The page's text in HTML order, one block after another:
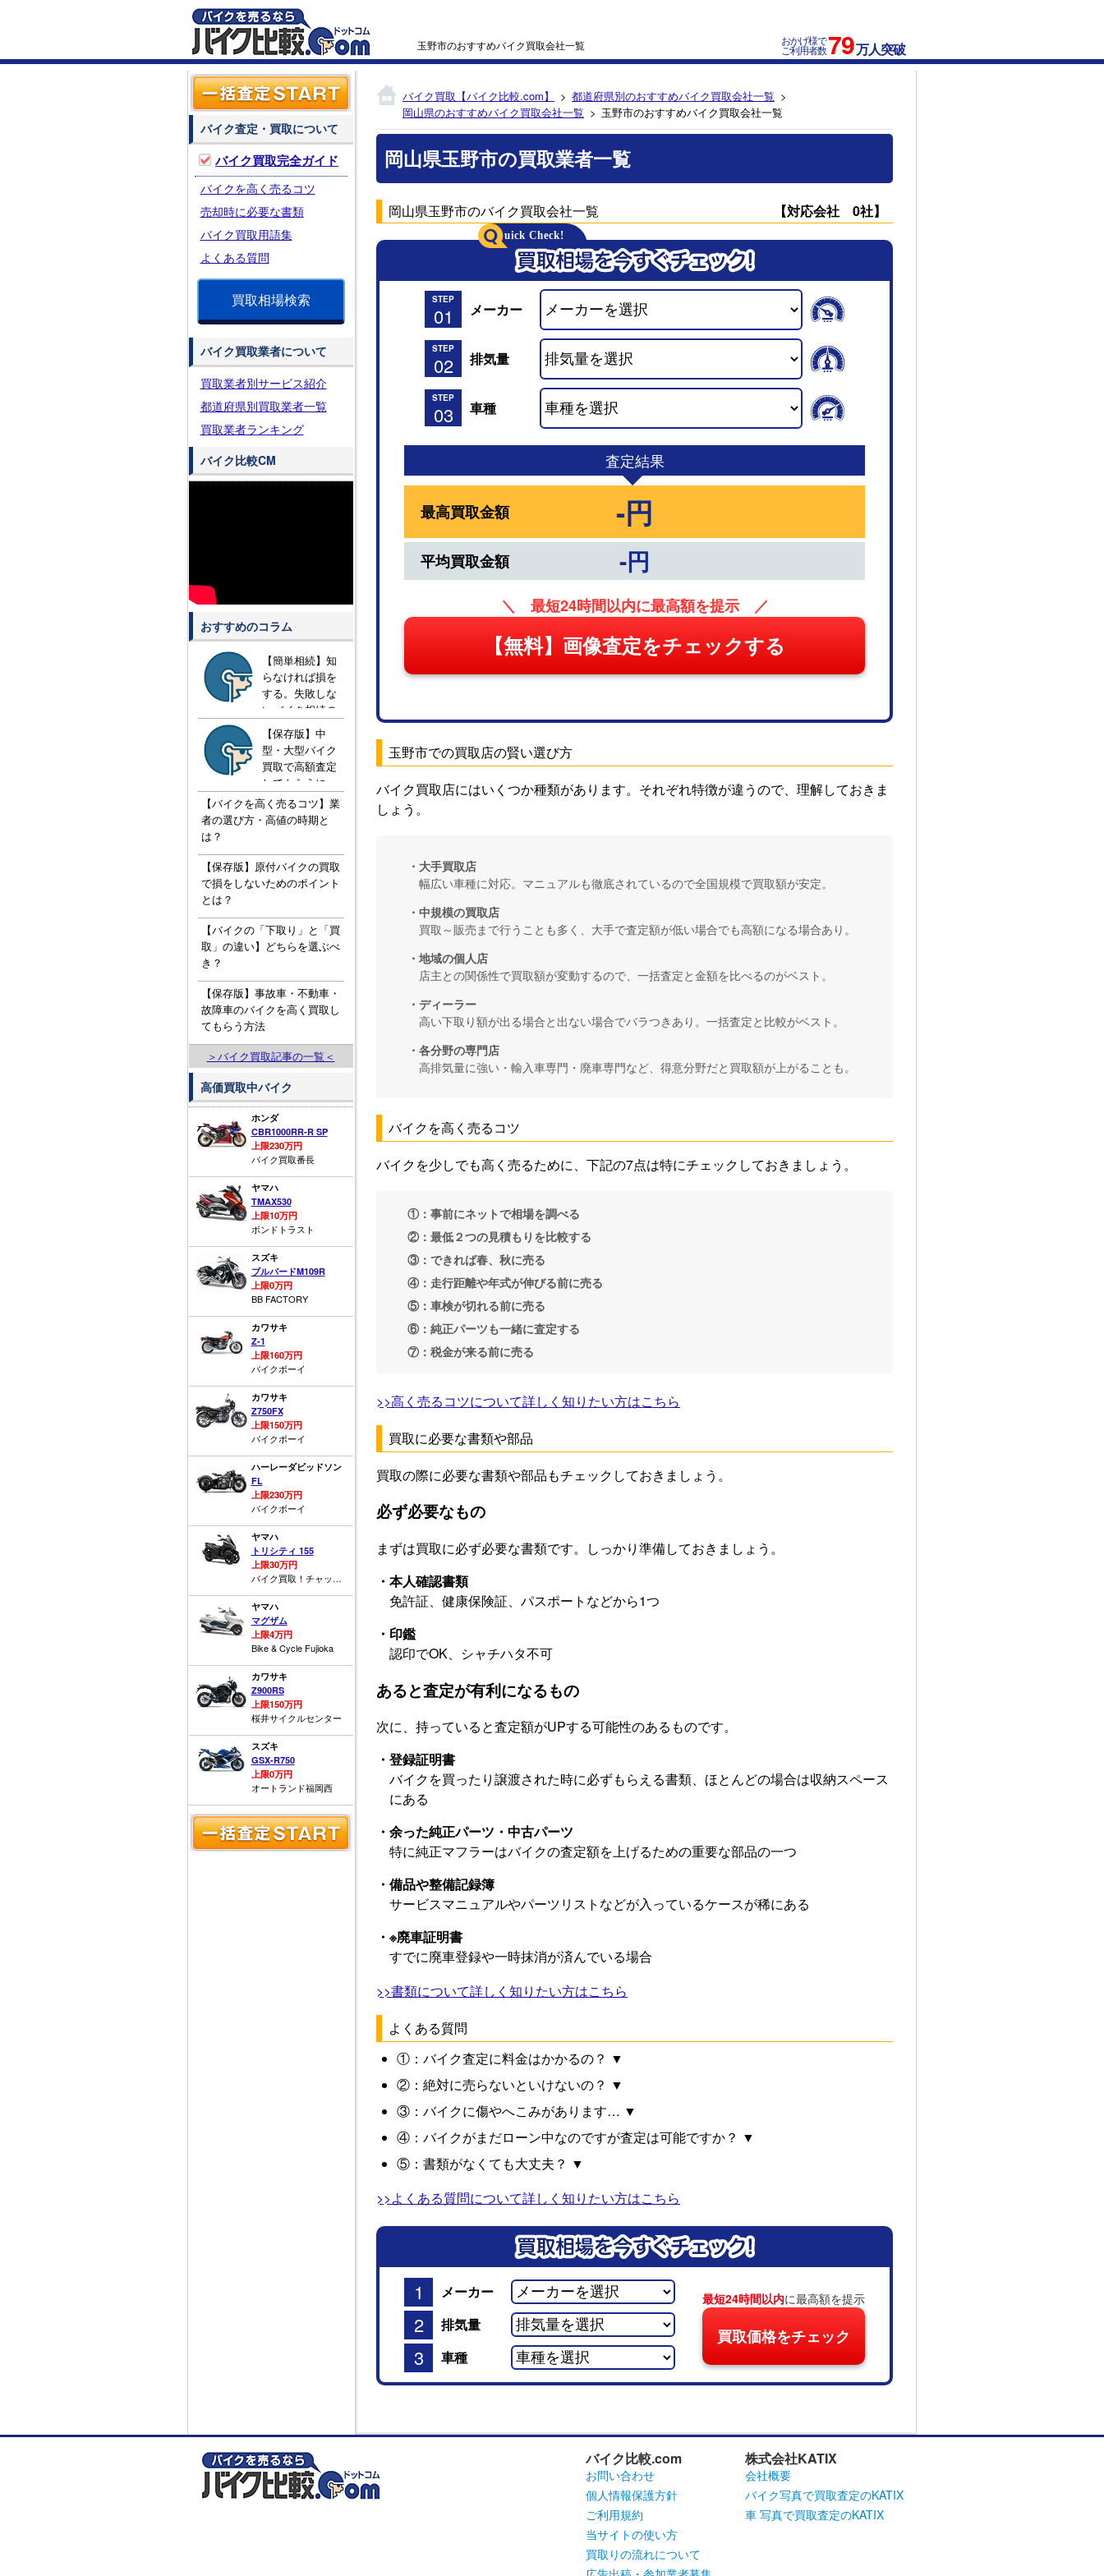
玉野市のおすすめバイク買取会社一覧 おかげ様で
ご利用者数79万人突破
バイク買取【バイク比較.com】
都道府県別のおすすめバイク買取会社一覧
岡山県のおすすめバイク買取会社一覧
玉野市のおすすめバイク買取会社一覧
岡山県玉野市の買取業者一覧
岡山県玉野市のバイク買取会社一覧 【対応会社 0社】
STEP
01 メーカー
STEP
02 排気量
STEP
03 車種
査定結果
最高買取金額 -円
平均買取金額 -円
＼ 最短24時間以内に最高額を提示 ／
【無料】画像査定をチェックする
玉野市での買取店の賢い選び方
バイク買取店にはいくつか種類があります。それぞれ特徴が違うので、理解しておきま
しょう。
・大手買取店
幅広い車種に対応。マニュアルも徹底されているので全国規模で買取額が安定。
・中規模の買取店
買取～販売まで行うことも多く、大手で査定額が低い場合でも高額になる場合あり。
・地域の個人店
店主との関係性で買取額が変動するので、一括査定と金額を比べるのがベスト。
・ディーラー
高い下取り額が出る場合と出ない場合でバラつきあり。一括査定と比較がベスト。
・各分野の専門店
高排気量に強い・輸入車専門・廃車専門など、得意分野だと買取額が上がることも。
バイクを高く売るコツ
バイクを少しでも高く売るために、下記の7点は特にチェックしておきましょう。
①：事前にネットで相場を調べる
②：最低２つの見積もりを比較する
③：できれば春、秋に売る
④：走行距離や年式が伸びる前に売る
⑤：車検が切れる前に売る
⑥：純正パーツも一緒に査定する
⑦：税金が来る前に売る
>>高く売るコツについて詳しく知りたい方はこちら
買取に必要な書類や部品
買取の際に必要な書類や部品もチェックしておきましょう。
必ず必要なもの
まずは買取に必ず必要な書類です。しっかり準備しておきましょう。
・本人確認書類
免許証、健康保険証、パスポートなどから1つ
・印鑑
認印でOK、シャチハタ不可
あると査定が有利になるもの
次に、持っていると査定額がUPする可能性のあるものです。
・登録証明書
バイクを買ったり譲渡された時に必ずもらえる書類、ほとんどの場合は収納スペース
にある
・余った純正パーツ・中古パーツ
特に純正マフラーはバイクの査定額を上げるための重要な部品の一つ
・備品や整備記録簿
サービスマニュアルやパーツリストなどが入っているケースが稀にある
・※廃車証明書
すでに廃車登録や一時抹消が済んでいる場合
>>書類について詳しく知りたい方はこちら
よくある質問
①：バイク査定に料金はかかるの？ ▼
②：絶対に売らないといけないの？ ▼
③：バイクに傷やへこみがあります… ▼
④：バイクがまだローン中なのですが査定は可能ですか？ ▼
⑤：書類がなくても大丈夫？ ▼
>>よくある質問について詳しく知りたい方はこちら
1 メーカー
2 排気量
3 車種
最短24時間以内に最高額を提示
買取価格をチェック
バイク査定・買取について
バイク買取完全ガイド
バイクを高く売るコツ
売却時に必要な書類
バイク買取用語集
よくある質問
買取相場検索
バイク買取業者について
買取業者別サービス紹介
都道府県別買取業者一覧
買取業者ランキング
バイク比較CM
おすすめのコラム
【簡単相続】知
らなければ損を
する。失敗しな
いバイク相続の
方法とは？
【保存版】中
型・大型バイク
買取で高額査定
してもらうに
は！？知ってお
きたい３つの知
【バイクを高く売るコツ】業
者の選び方・高値の時期と
は？
【保存版】原付バイクの買取
で損をしないためのポイント
とは？
【バイクの「下取り」と「買
取」の違い】どちらを選ぶべ
き？
【保存版】事故車・不動車・
故障車のバイクを高く買取し
てもらう方法
＞バイク買取記事の一覧＜
高価買取中バイク
ホンダ
CBR1000RR-R SP
上限230万円
バイク買取番長
ヤマハ
TMAX530
上限10万円
ボンドトラスト
スズキ
ブルバードM109R
上限0万円
BB FACTORY
カワサキ
Z-1
上限160万円
バイクボーイ
カワサキ
Z750FX
上限150万円
バイクボーイ
ハーレーダビッドソン
FL
上限230万円
バイクボーイ
ヤマハ
トリシティ 155
上限30万円
バイク買取！チャッピー！
ヤマハ
マグザム
上限4万円
Bike & Cycle Fujioka
カワサキ
Z900RS
上限150万円
桜井サイクルセンター
スズキ
GSX-R750
上限0万円
オートランド福岡西
バイク比較.com
お問い合わせ
個人情報保護方針
ご利用規約
当サイトの使い方
買取りの流れについて
株式会社KATIX
会社概要
バイク写真で買取査定のKATIX
車 写真で買取査定のKATIX